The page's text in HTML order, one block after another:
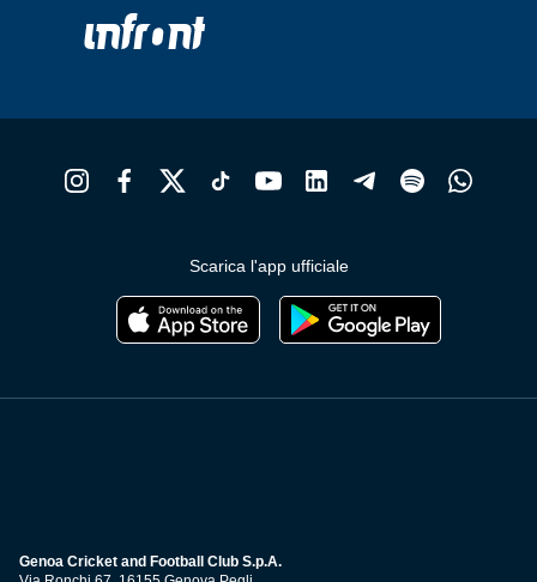
Scarica l'app ufficiale
Genoa Cricket and Football Club S.p.A.